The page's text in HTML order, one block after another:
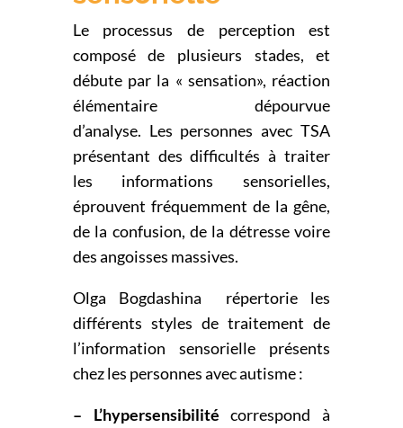
Le processus de perception est
composé de plusieurs stades, et
débute par la « sensation», réaction
élémentaire dépourvue
d’analyse. Les personnes avec TSA
présentant des difficultés à traiter
les informations sensorielles,
éprouvent fréquemment de la gêne,
de la confusion, de la détresse voire
des angoisses massives.
Olga Bogdashina répertorie les
différents styles de traitement de
l’information sensorielle présents
chez les personnes avec autisme :
– L’hypersensibilité correspond à